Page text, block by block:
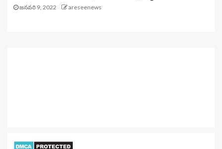
జనవరి 9, 2022 areseenews